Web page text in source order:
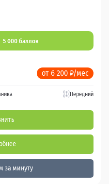
5 000 баллов
от 6 200 ₽/мес
Передний
за минуту